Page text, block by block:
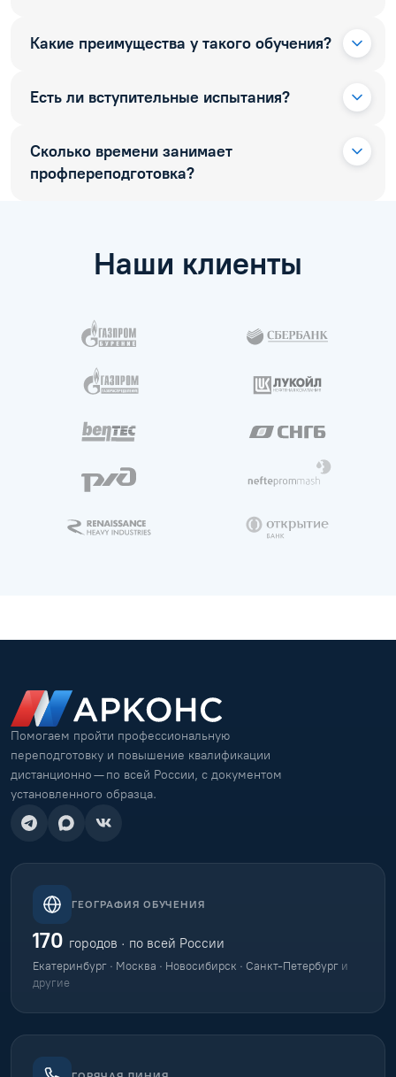
Какие преимущества у такого обучения?
Есть ли вступительные испытания?
Сколько времени занимает
профпереподготовка?
Наши клиенты
Помогаем пройти профессиональную
переподготовку и повышение квалификации
дистанционно — по всей России, с документом
установленного образца.
ГЕОГРАФИЯ ОБУЧЕНИЯ
170 городов · по всей России
Екатеринбург · Москва · Новосибирск · Санкт-Петербург и
другие